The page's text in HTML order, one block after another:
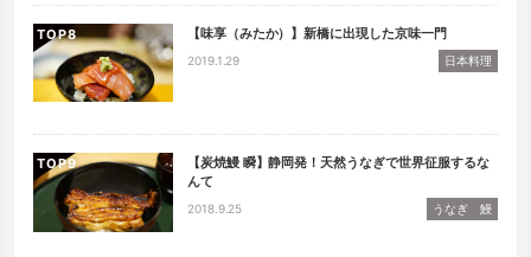
TOP 【味享（みたか）】新橋に出現した京味一門
2019.1.29 日本料理
TOP
【炭焼鰻 瞬】静岡発！天然うなぎで世界征服するな
んて
2018.9.25 うなぎ 鰻